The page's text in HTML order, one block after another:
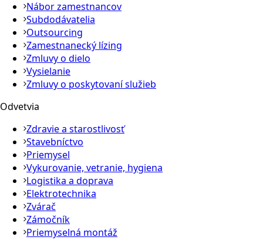
Nábor zamestnancov
Subdodávatelia
Outsourcing
Zamestnanecký lízing
Zmluvy o dielo
Vysielanie
Zmluvy o poskytovaní služieb
Odvetvia
Zdravie a starostlivosť
Stavebníctvo
Priemysel
Vykurovanie, vetranie, hygiena
Logistika a doprava
Elektrotechnika
Zvárač
Zámočník
Priemyselná montáž